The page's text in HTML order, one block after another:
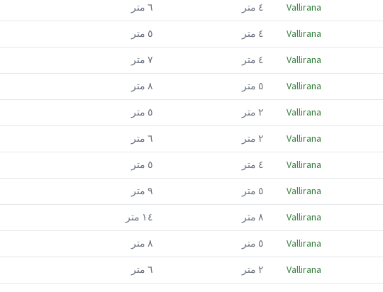
٦ متر ٤ متر Vallirana
٥ متر ٤ متر Vallirana
٧ متر ٤ متر Vallirana
٨ متر ٥ متر Vallirana
٥ متر ٢ متر Vallirana
٦ متر ٢ متر Vallirana
٥ متر ٤ متر Vallirana
٩ متر ٥ متر Vallirana
١٤ متر ٨ متر Vallirana
٨ متر ٥ متر Vallirana
٦ متر ٢ متر Vallirana